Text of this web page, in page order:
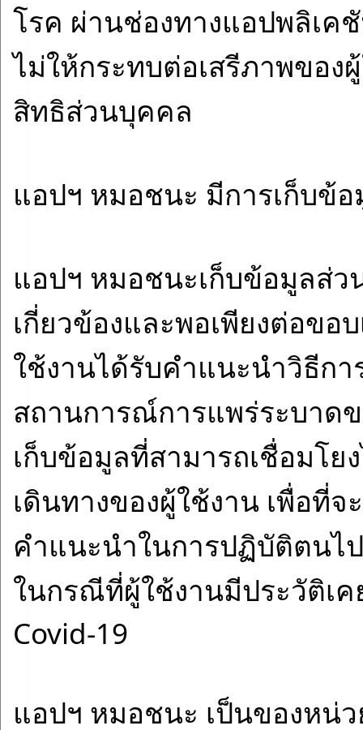
โรค ผ่านช่องทางแอปพลิเ
ไม่ให้กระทบต่อเสรีภาพของ
สิทธิส่วนบุคคล
แอปฯ หมอชนะ มีการเก็บข้
แอปฯ หมอชนะเก็บข้อมูลส่ว
เกี่ยวข้องและพอเพียงต่อขอ
ใช้งานได้รับคำแนะนำวิธีก
สถานการณ์การแพร่ระบาด
เก็บข้อมูลที่สามารถเชื่อมโ
เดินทางของผู้ใช้งาน เพื่อที่
คำแนะนำในการปฏิบัติตนไ
ในกรณีที่ผู้ใช้งานมีประวัติเ
Covid-19
แอปฯ หมอชนะ เป็นของหน่